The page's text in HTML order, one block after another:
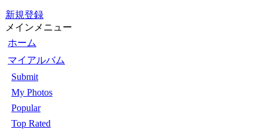
新規登録
メインメニュー
ホーム
マイアルバム
Submit
My Photos
Popular
Top Rated